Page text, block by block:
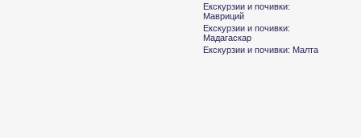
Екскурзии и почивки:
Мавриций
Екскурзии и почивки:
Мадагаскар
Екскурзии и почивки: Малта